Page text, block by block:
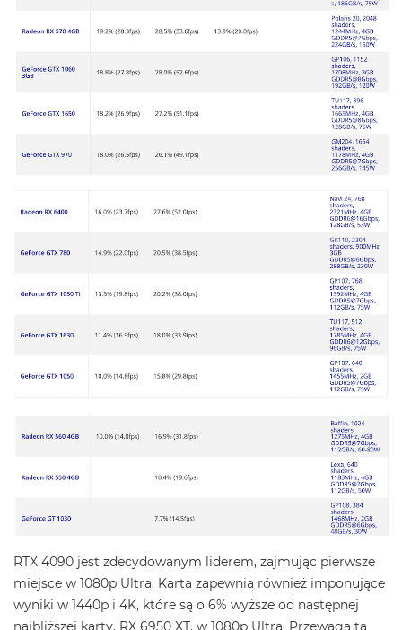
RTX 4090 jest zdecydowanym liderem, zajmując pierwsze
miejsce w 1080p Ultra. Karta zapewnia również imponujące
wyniki w 1440p i 4K, które są o 6% wyższe od następnej
najbliższej karty, RX 6950 XT, w 1080p Ultra. Przewaga ta